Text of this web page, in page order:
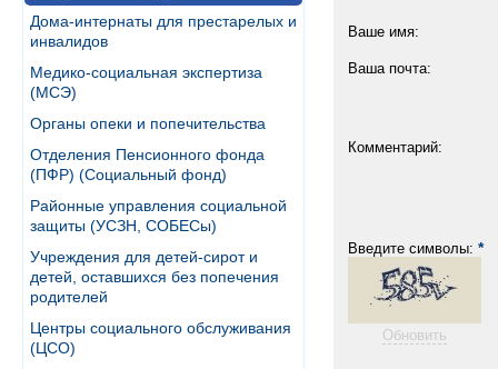
Дома-интернаты для престарелых и
инвалидов
Медико-социальная экспертиза
(МСЭ)
Органы опеки и попечительства
Отделения Пенсионного фонда
(ПФР) (Социальный фонд)
Районные управления социальной
защиты (УСЗН, СОБЕСы)
Учреждения для детей-сирот и
детей, оставшихся без попечения
родителей
Центры социального обслуживания
(ЦСО)
Ваше имя:
Ваша почта:
Комментарий:
Введите символы: *
Обновить